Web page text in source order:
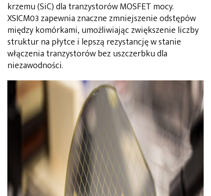
krzemu (SiC) dla tranzystorów MOSFET mocy.
XSICM03 zapewnia znaczne zmniejszenie odstępów
między komórkami, umożliwiając zwiększenie liczby
struktur na płytce i lepszą rezystancję w stanie
włączenia tranzystorów bez uszczerbku dla
niezawodności.